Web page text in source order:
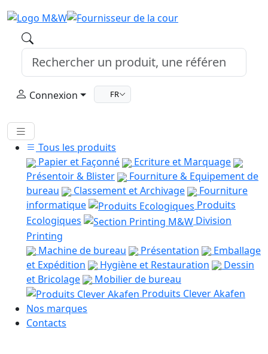
Connexion FR
Tous les produits
Papier et Façonné
Ecriture et Marquage
Présentoir & Blister
Fourniture & Equipement de
bureau
Classement et Archivage
Fourniture
informatique
Produits
Ecologiques
Division
Printing
Machine de bureau
Présentation
Emballage
et Expédition
Hygiène et Restauration
Dessin
et Bricolage
Mobilier de bureau
Produits Clever Akafen
Nos marques
Contacts